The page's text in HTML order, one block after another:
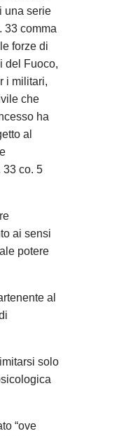
una serie
33 comma
forze di
del Fuoco,
i militari,
che
ha
al
33 co. 5
ai sensi
potere
al
solo
“ove